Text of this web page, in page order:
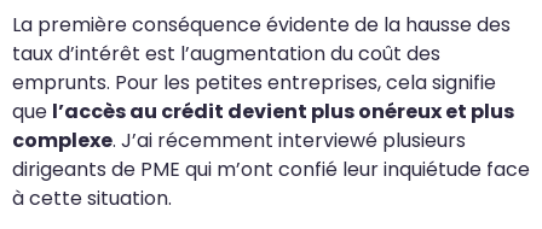
La première conséquence évidente de la hausse des
taux d’intérêt est l’augmentation du coût des
emprunts. Pour les petites entreprises, cela signifie
que l’accès au crédit devient plus onéreux et plus
complexe. J’ai récemment interviewé plusieurs
dirigeants de PME qui m’ont confié leur inquiétude face
à cette situation.